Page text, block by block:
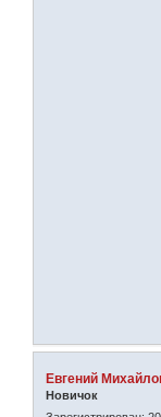
Евгений
Новичок